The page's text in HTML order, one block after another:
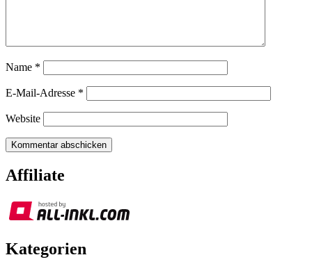
Name *
E-Mail-Adresse *
Website
Affiliate
Kategorien